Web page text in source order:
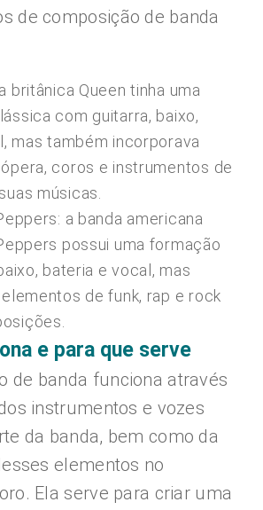
de composição de banda
britânica Queen tinha uma
com guitarra, baixo,
mas também incorporava
coros e instrumentos de
músicas.
a banda americana
possui uma formação
bateria e vocal, mas
de funk, rap e rock
e para que serve
de banda funciona através
instrumentos e vozes
da banda, bem como da
elementos no
Ela serve para criar uma